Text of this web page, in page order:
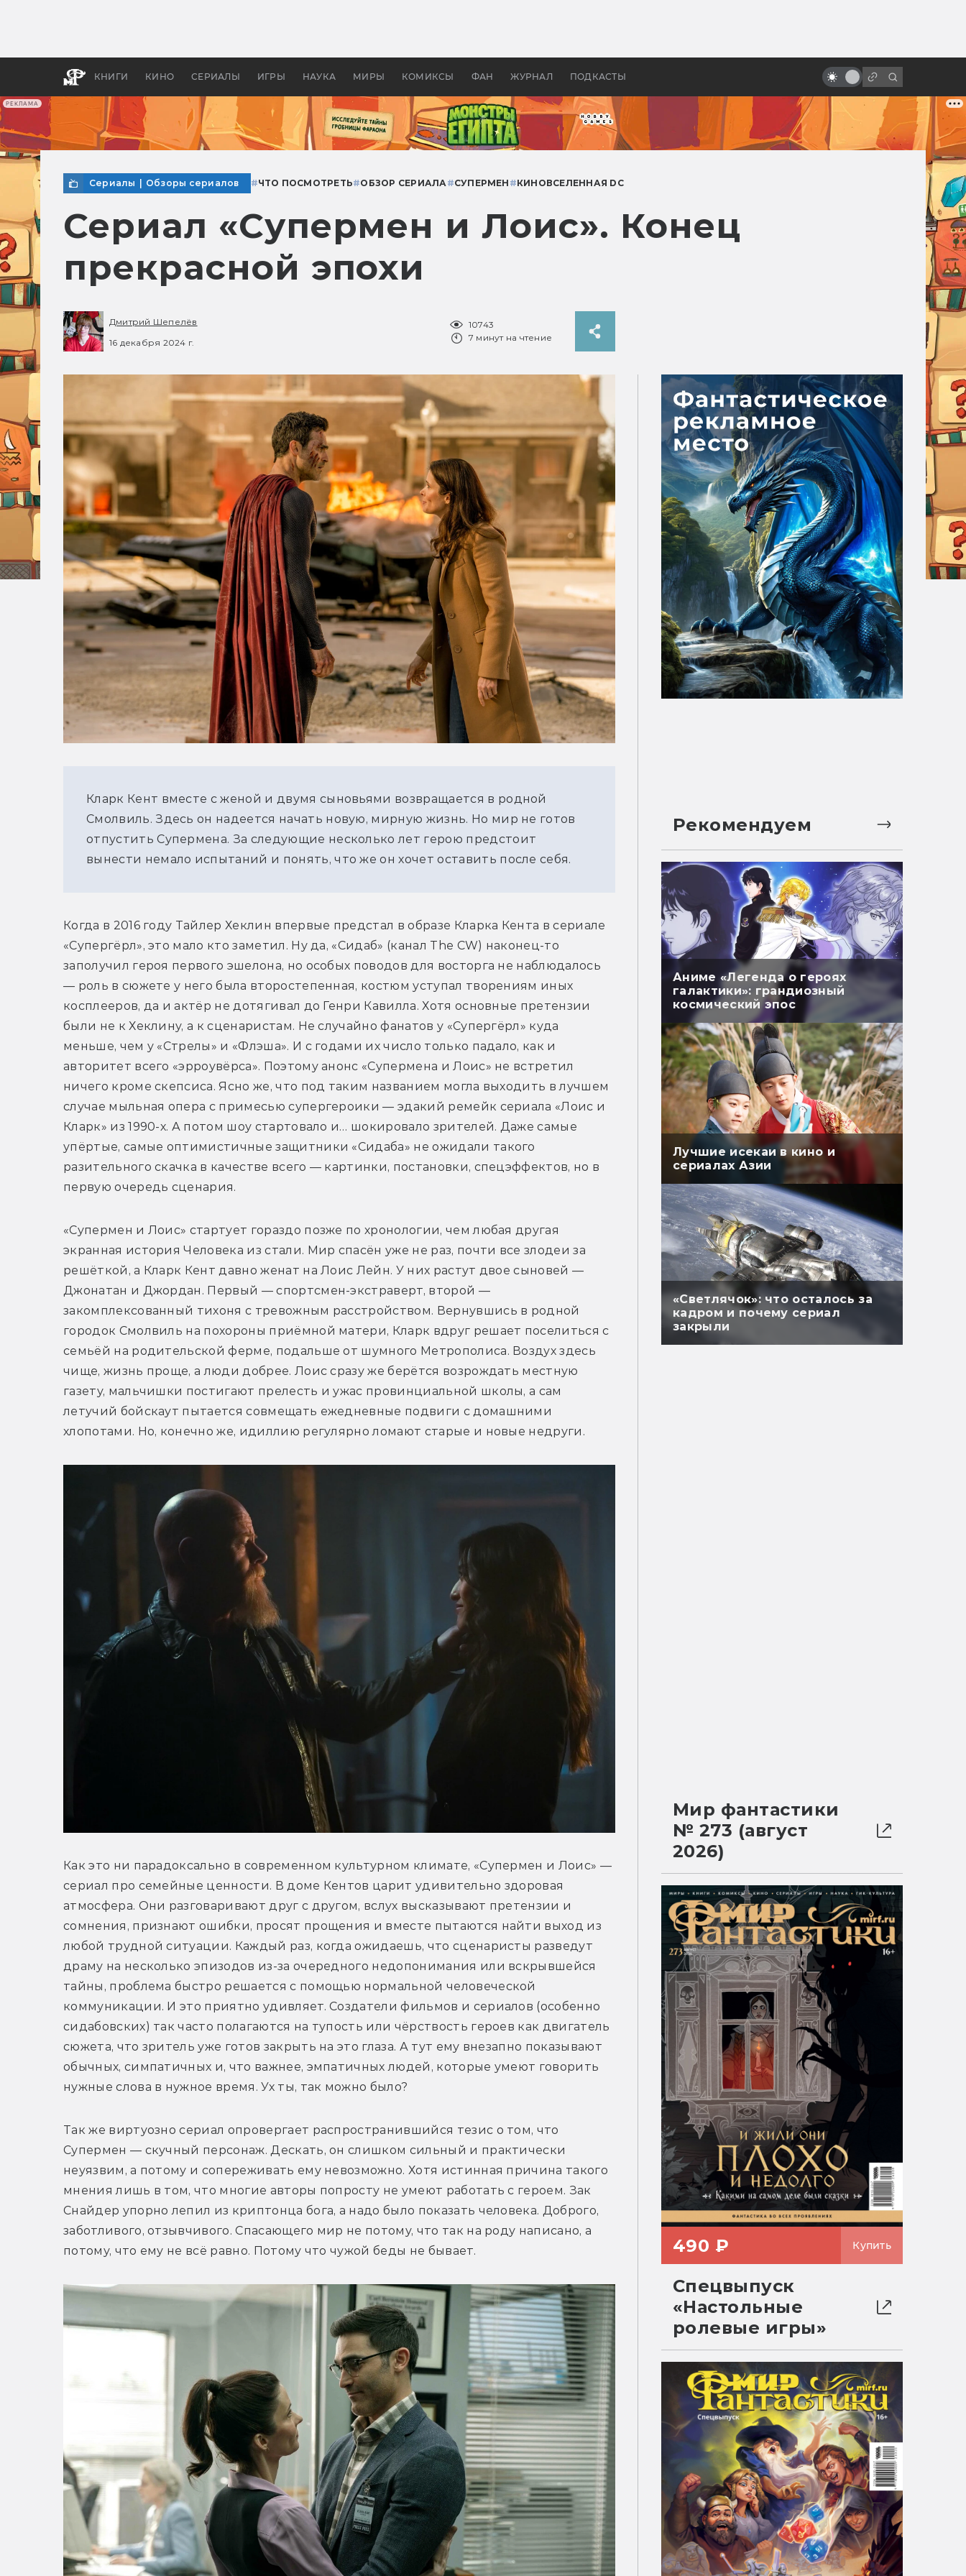
РЕКЛАМА
КНИГИ КИНО СЕРИАЛЫ ИГРЫ НАУКА МИРЫ КОМИКСЫ ФАН ЖУРНАЛ ПОДКАСТЫ
бы «Властелина колец»
Древней Грецией
супергероев
Сериалы Обзоры сериалов #ЧТО ПОСМОТРЕТЬ#ОБЗОР СЕРИАЛА#СУПЕРМЕН #КИНОВСЕЛЕННАЯ DC
Сериал «Супермен и Лоис». Конец
прекрасной эпохи
Дмитрий Шепелёв
16 декабря 2024 г.
10743
7 минут на чтение
Кларк Кент вместе с женой и двумя сыновьями возвращается в родной
Смолвиль. Здесь он надеется начать новую, мирную жизнь. Но мир не готов
отпустить Супермена. За следующие несколько лет герою предстоит
вынести немало испытаний и понять, что же он хочет оставить после себя.
Когда в 2016 году Тайлер Хеклин впервые предстал в образе Кларка Кента в сериале
«Супергёрл», это мало кто заметил. Ну да, «Сидаб» (канал The CW) наконец-то
заполучил героя первого эшелона, но особых поводов для восторга не наблюдалось
— роль в сюжете у него была второстепенная, костюм уступал творениям иных
косплееров, да и актёр не дотягивал до Генри Кавилла. Хотя основные претензии
были не к Хеклину, а к сценаристам. Не случайно фанатов у «Супергёрл» куда
меньше, чем у «Стрелы» и «Флэша». И с годами их число только падало, как и
авторитет всего «эрроувёрса». Поэтому анонс «Супермена и Лоис» не встретил
ничего кроме скепсиса. Ясно же, что под таким названием могла выходить в лучшем
случае мыльная опера с примесью супергероики — эдакий ремейк сериала «Лоис и
Кларк» из 1990-х. А потом шоу стартовало и… шокировало зрителей. Даже самые
упёртые, самые оптимистичные защитники «Сидаба» не ожидали такого
разительного скачка в качестве всего — картинки, постановки, спецэффектов, но в
первую очередь сценария.
«Супермен и Лоис» стартует гораздо позже по хронологии, чем любая другая
экранная история Человека из стали. Мир спасён уже не раз, почти все злодеи за
решёткой, а Кларк Кент давно женат на Лоис Лейн. У них растут двое сыновей —
Джонатан и Джордан. Первый — спортсмен-экстраверт, второй —
закомплексованный тихоня с тревожным расстройством. Вернувшись в родной
городок Смолвиль на похороны приёмной матери, Кларк вдруг решает поселиться с
семьёй на родительской ферме, подальше от шумного Метрополиса. Воздух здесь
чище, жизнь проще, а люди добрее. Лоис сразу же берётся возрождать местную
газету, мальчишки постигают прелесть и ужас провинциальной школы, а сам
летучий бойскаут пытается совмещать ежедневные подвиги с домашними
хлопотами. Но, конечно же, идиллию регулярно ломают старые и новые недруги.
Как это ни парадоксально в современном культурном климате, «Супермен и Лоис» —
сериал про семейные ценности. В доме Кентов царит удивительно здоровая
атмосфера. Они разговаривают друг с другом, вслух высказывают претензии и
сомнения, признают ошибки, просят прощения и вместе пытаются найти выход из
любой трудной ситуации. Каждый раз, когда ожидаешь, что сценаристы разведут
драму на несколько эпизодов из-за очередного недопонимания или вскрывшейся
тайны, проблема быстро решается с помощью нормальной человеческой
коммуникации. И это приятно удивляет. Создатели фильмов и сериалов (особенно
сидабовских) так часто полагаются на тупость или чёрствость героев как двигатель
сюжета, что зритель уже готов закрыть на это глаза. А тут ему внезапно показывают
обычных, симпатичных и, что важнее, эмпатичных людей, которые умеют говорить
нужные слова в нужное время. Ух ты, так можно было?
Так же виртуозно сериал опровергает распространившийся тезис о том, что
Супермен — скучный персонаж. Дескать, он слишком сильный и практически
неуязвим, а потому и сопереживать ему невозможно. Хотя истинная причина такого
мнения лишь в том, что многие авторы попросту не умеют работать с героем. Зак
Снайдер упорно лепил из криптонца бога, а надо было показать человека. Доброго,
заботливого, отзывчивого. Спасающего мир не потому, что так на роду написано, а
потому, что ему не всё равно. Потому что чужой беды не бывает.
Рекомендуем
Аниме «Легенда о героях
галактики»: грандиозный
космический эпос
Лучшие исекаи в кино и
сериалах Азии
«Светлячок»: что осталось за
кадром и почему сериал
закрыли
Мир фантастики
№ 273 (август
2026)
490 ₽ Купить
Спецвыпуск
«Настольные
ролевые игры»